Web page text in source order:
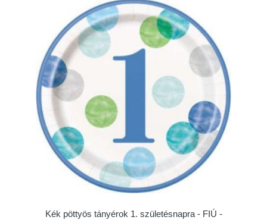
Kék pöttyös tányérok 1. születésnapra - FIÚ -